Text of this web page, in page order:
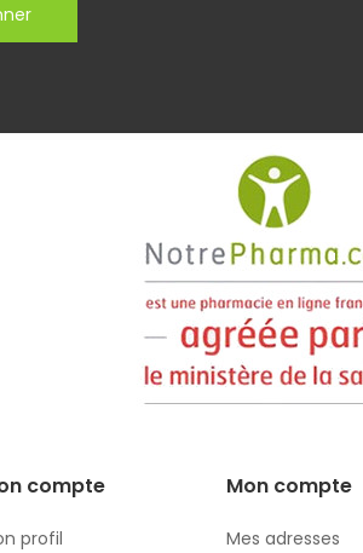
compte
profil
Mon compte
Mes adresses